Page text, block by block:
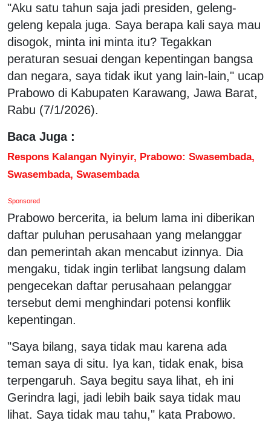
"Aku satu tahun saja jadi presiden, geleng-
geleng kepala juga. Saya berapa kali saya mau
disogok, minta ini minta itu? Tegakkan
peraturan sesuai dengan kepentingan bangsa
dan negara, saya tidak ikut yang lain-lain," ucap
Prabowo di Kabupaten Karawang, Jawa Barat,
Rabu (7/1/2026).
Baca Juga :
Respons Kalangan Nyinyir, Prabowo: Swasembada,
Swasembada, Swasembada
Sponsored
Prabowo bercerita, ia belum lama ini diberikan
daftar puluhan perusahaan yang melanggar
dan pemerintah akan mencabut izinnya. Dia
mengaku, tidak ingin terlibat langsung dalam
pengecekan daftar perusahaan pelanggar
tersebut demi menghindari potensi konflik
kepentingan.
"Saya bilang, saya tidak mau karena ada
teman saya di situ. Iya kan, tidak enak, bisa
terpengaruh. Saya begitu saya lihat, eh ini
Gerindra lagi, jadi lebih baik saya tidak mau
lihat. Saya tidak mau tahu," kata Prabowo.